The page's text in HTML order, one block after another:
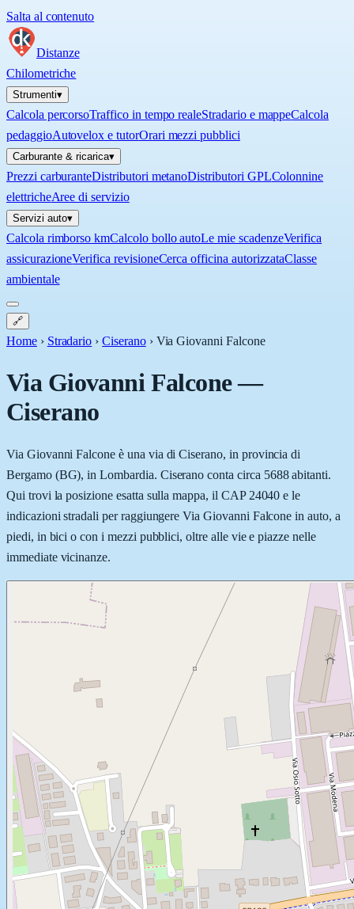
Salta al contenuto
Distanze
Chilometriche
Strumenti▾
Calcola percorsoTraffico in tempo realeStradario e mappeCalcola
pedaggioAutovelox e tutorOrari mezzi pubblici
Carburante & ricarica▾
Prezzi carburanteDistributori metanoDistributori GPLColonnine
elettricheAree di servizio
Servizi auto▾
Calcola rimborso kmCalcolo bollo autoLe mie scadenzeVerifica
assicurazioneVerifica revisioneCerca officina autorizzataClasse
ambientale
🔗
Home › Stradario › Ciserano › Via Giovanni Falcone
Via Giovanni Falcone—
Ciserano
Via Giovanni Falcone è una via di Ciserano, in provincia di
Bergamo (BG), in Lombardia. Ciserano conta circa 5688 abitanti.
Qui trovi la posizione esatta sulla mappa, il CAP 24040 e le
indicazioni stradali per raggiungere Via Giovanni Falcone in auto, a
piedi, in bici o con i mezzi pubblici, oltre alle vie e piazze nelle
immediate vicinanze.